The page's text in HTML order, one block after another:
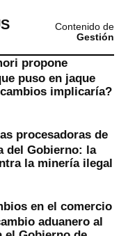
Contenido de
Gestión
propone
puso en jaque
implicaría?
procesadoras de
del Gobierno: la
la minería ilegal
en el comercio
aduanero al